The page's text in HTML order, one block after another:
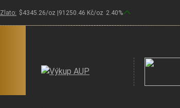
Zlato: $4345.26/oz |91250.46 Kč/oz 2.40%